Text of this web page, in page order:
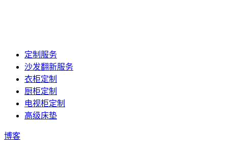
定制服务
沙发翻新服务
衣柜定制
厨柜定制
电视柜定制
高级床垫
博客